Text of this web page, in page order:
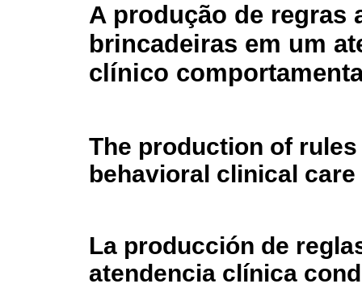
A produção de regras
brincadeiras em um
clínico
The production of
behavioral clinical care
La producción de
atendencia clínica